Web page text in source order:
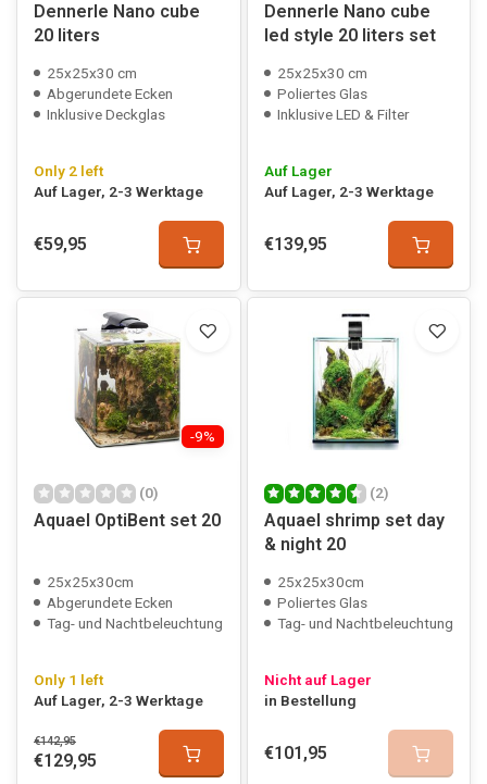
Dennerle Nano cube
20 liters
25x25x30 cm
Abgerundete Ecken
Inklusive Deckglas
Only 2 left
Auf Lager, 2-3 Werktage
€59,95
Dennerle Nano cube
led style 20 liters set
25x25x30 cm
Poliertes Glas
Inklusive LED & Filter
Auf Lager
Auf Lager, 2-3 Werktage
€139,95
-9%
(0)
Aquael OptiBent set 20
25x25x30cm
Abgerundete Ecken
Tag- und Nachtbeleuchtung
Only 1 left
Auf Lager, 2-3 Werktage
€142,95
€129,95
(2)
Aquael shrimp set day
& night 20
25x25x30cm
Poliertes Glas
Tag- und Nachtbeleuchtung
Nicht auf Lager
in Bestellung
€101,95